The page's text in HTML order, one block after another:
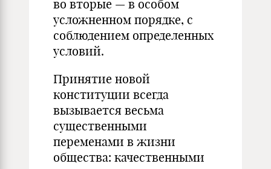
во вторые — в особом
усложненном порядке, с
соблюдением определенных
условий.
Принятие новой
конституции всегда
вызывается весьма
существенными
переменами в жизни
общества: качественными